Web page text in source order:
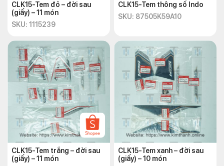
CLK15-Tem đỏ – đời sau
(giấy) – 11 món
SKU: 1115239
CLK15-Tem thông số Indo
SKU: 87505K59A10
CLK15-Tem trắng – đời sau
(giấy) – 11 món
CLK15-Tem xanh – đời sau
(giấy) – 10 món